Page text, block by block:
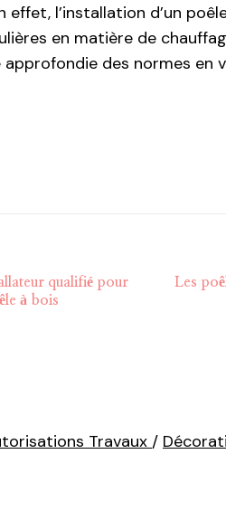
effet, l’installation d’un
en matière de
approfondie des normes en
qualifié pour
à bois
Les
Travaux /